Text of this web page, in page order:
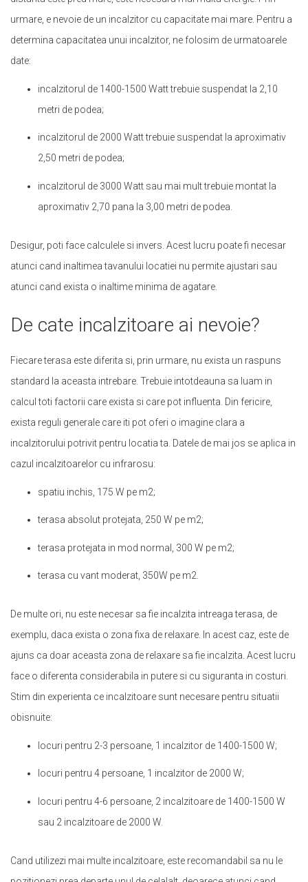
urmare, e nevoie de un incalzitor cu capacitate mai mare. Pentru a
determina capacitatea unui incalzitor, ne folosim de urmatoarele
date:
incalzitorul de 1400-1500 Watt trebuie suspendat la 2,10
metri de podea;
incalzitorul de 2000 Watt trebuie suspendat la aproximativ
2,50 metri de podea;
incalzitorul de 3000 Watt sau mai mult trebuie montat la
aproximativ 2,70 pana la 3,00 metri de podea.
Desigur, poti face calculele si invers. Acest lucru poate fi necesar
atunci cand inaltimea tavanului locatiei nu permite ajustari sau
atunci cand exista o inaltime minima de agatare.
De cate incalzitoare ai nevoie?
Fiecare terasa este diferita si, prin urmare, nu exista un raspuns
standard la aceasta intrebare. Trebuie intotdeauna sa luam in
calcul toti factorii care exista si care pot influenta. Din fericire,
exista reguli generale care iti pot oferi o imagine clara a
incalzitorului potrivit pentru locatia ta. Datele de mai jos se aplica in
cazul incalzitoarelor cu infrarosu:
spatiu inchis, 175 W pe m2;
terasa absolut protejata, 250 W pe m2;
terasa protejata in mod normal, 300 W pe m2;
terasa cu vant moderat, 350W pe m2.
De multe ori, nu este necesar sa fie incalzita intreaga terasa, de
exemplu, daca exista o zona fixa de relaxare. In acest caz, este de
ajuns ca doar aceasta zona de relaxare sa fie incalzita. Acest lucru
face o diferenta considerabila in putere si cu siguranta in costuri.
Stim din experienta ce incalzitoare sunt necesare pentru situatii
obisnuite:
locuri pentru 2-3 persoane, 1 incalzitor de 1400-1500 W;
locuri pentru 4 persoane, 1 incalzitor de 2000 W;
locuri pentru 4-6 persoane, 2 incalzitoare de 1400-1500 W
sau 2 incalzitoare de 2000 W.
Cand utilizezi mai multe incalzitoare, este recomandabil sa nu le